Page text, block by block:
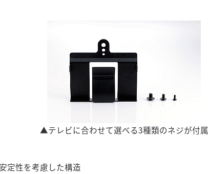
▲テレビに合わせて選べる3種類のネジが付属
定性を考慮した構造